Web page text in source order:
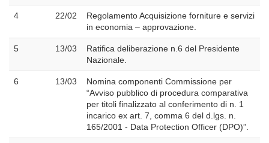
4 22/02
Regolamento Acquisizione forniture e servizi
in economia – approvazione.
5 13/03
Ratifica deliberazione n.6 del Presidente
Nazionale.
6 13/03
Nomina componenti Commissione per
“Avviso pubblico di procedura comparativa
per titoli finalizzato al conferimento di n. 1
incarico ex art. 7, comma 6 del d.lgs. n.
165/2001 - Data Protection Officer (DPO)”.